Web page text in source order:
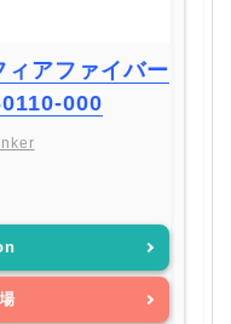
アファイバー
000